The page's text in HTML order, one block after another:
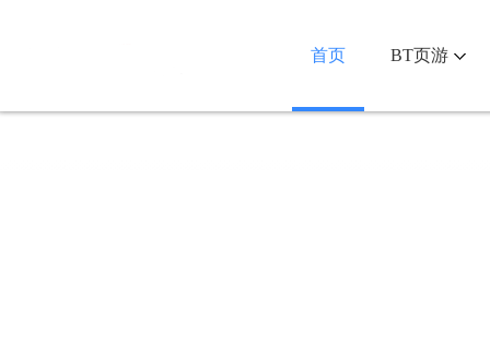
首页 BT页游